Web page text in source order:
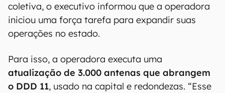
coletiva, o executivo informou que a operadora
iniciou uma força tarefa para expandir suas
operações no estado.
Para isso, a operadora executa uma
atualização de 3.000 antenas que abrangem
o DDD 11, usado na capital e redondezas. “Esse